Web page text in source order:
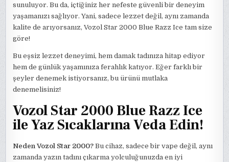
sunuluyor. Bu da, içtiğiniz her nefeste güvenli bir deneyim
yaşamanızı sağlıyor. Yani, sadece lezzet değil, aynı zamanda
kalite de arıyorsanız, Vozol Star 2000 Blue Razz Ice tam size
göre!
Bu eşsiz lezzet deneyimi, hem damak tadınıza hitap ediyor
hem de günlük yaşamınıza ferahlık katıyor. Eğer farklı bir
şeyler denemek istiyorsanız, bu ürünü mutlaka
denemelisiniz!
Vozol Star 2000 Blue Razz Ice
ile Yaz Sıcaklarına Veda Edin!
Neden Vozol Star 2000? Bu cihaz, sadece bir vape değil, aynı
zamanda yazın tadını çıkarma yolculuğunuzda en iyi